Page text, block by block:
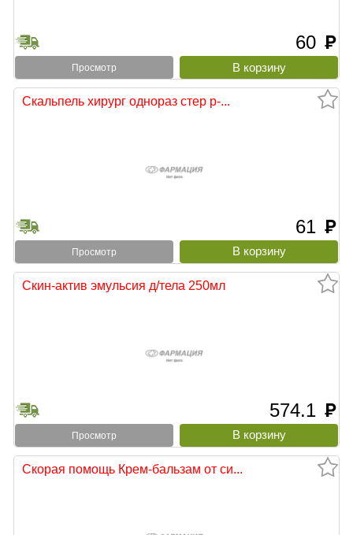
60 руб
Просмотр
Скальпель хирург однораз стер р-...
61 руб
Просмотр
Скин-актив эмульсия д/тела 250мл
574.1 руб
Просмотр
Скорая помощь Крем-бальзам от си...